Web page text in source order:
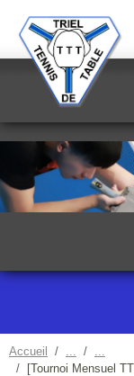
Accueil
[Tournoi Mensuel